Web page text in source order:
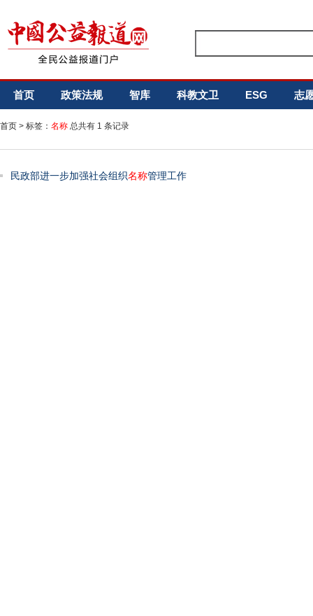
首页 政策法规 智库 科教文卫 ESG 志
首页 > 标签： 名称 总共有 1 条记录
民政部进一步加强社会组织名称管理工作